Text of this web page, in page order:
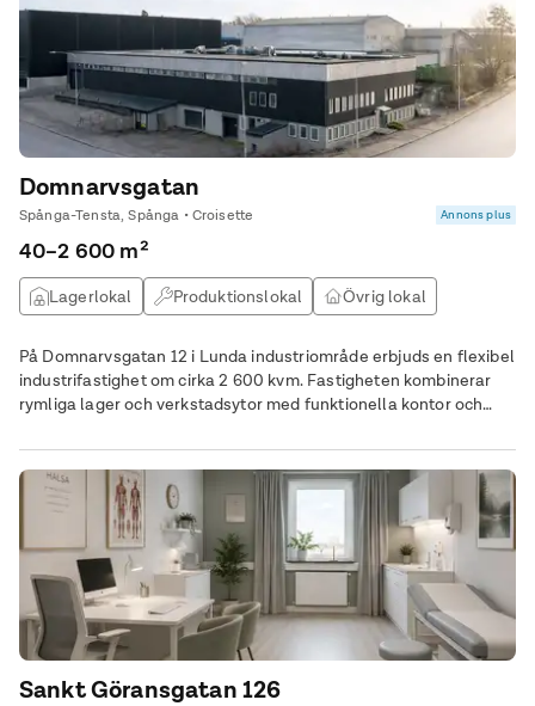
Domnarvsgatan
Spånga-Tensta, Spånga • Croisette Annons plus
40–2 600 m²
Lagerlokal Produktionslokal
Övrig lokal
På Domnarvsgatan 12 i Lunda industriområde erbjuds en flexibel
industrifastighet om cirka 2 600 kvm. Fastigheten kombinerar
rymliga lager och verkstadsytor med funktionella kontor och
teknik och produktion. Lokalerna kan nyttjas av en större
verksamhet eller delas upp i flera naturliga enheter. Byggnaden
har välplanerade ytor, flera markportar, lastkaj och en generös
gårdsyta gör det enkelt att hantera gods, transporter och daglig
drift. Den egna gården ger dessutom plats för uppställning,
rangering eller annan extern verksamhet.
Sankt Göransgatan 126